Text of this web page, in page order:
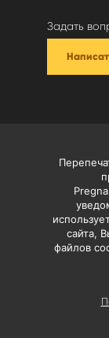
Задать
сайта,
файлов